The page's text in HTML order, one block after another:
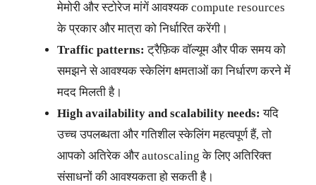
मेमोरी और स्टोरेज मांगें आवश्यक compute resources
के प्रकार और मात्रा को निर्धारित करेंगी।
Traffic patterns: ट्रैफ़िक वॉल्यूम और पीक समय को
समझने से आवश्यक स्केलिंग क्षमताओं का निर्धारण करने में
मदद मिलती है।
High availability and scalability needs: यदि
उच्च उपलब्धता और गतिशील स्केलिंग महत्वपूर्ण हैं, तो
आपको अतिरेक और autoscaling के लिए अतिरिक्त
संसाधनों की आवश्यकता हो सकती है।